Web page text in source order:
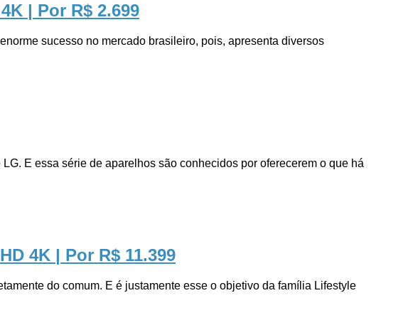
| Por R$ 2.699
sucesso no mercado brasileiro, pois, apresenta diversos
E essa série de aparelhos são conhecidos por oferecerem o que há
4K | Por R$ 11.399
do comum. E é justamente esse o objetivo da família Lifestyle